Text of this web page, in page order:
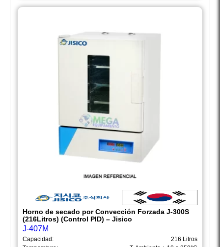
Horno de secado por Convección Forzada J-300S
(216Litros) (Control PID) – Jisico
J-407M
Capacidad:
216 Litros